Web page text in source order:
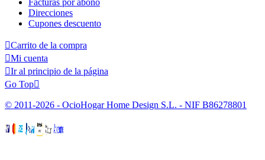
Facturas por abono
Direcciones
Cupones descuento
Carrito de la compra
Mi cuenta
Ir al principio de la página
Go Top
© 2011-2026 - OcioHogar Home Design S.L. - NIF B86278801